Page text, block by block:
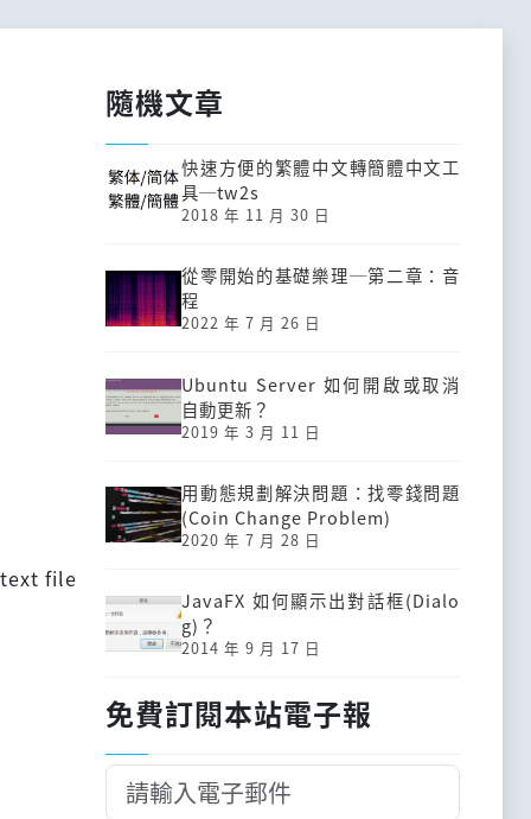
file
隨機文章
快速方便的繁體中文轉簡體中文工
具─tw2s
2018 年 11 月 30 日
從零開始的基礎樂理─第二章：音
程
2022 年 7 月 26 日
Ubuntu Server 如何開啟或取消
自動更新？
2019 年 3 月 11 日
用動態規劃解決問題：找零錢問題
(Coin Change Problem)
2020 年 7 月 28 日
JavaFX 如何顯示出對話框(Dialo
g)？
2014 年 9 月 17 日
免費訂閱本站電子報